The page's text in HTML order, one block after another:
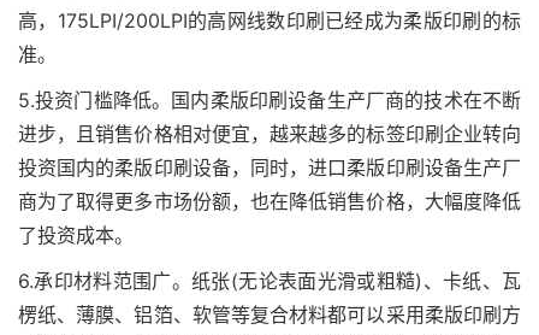
高，175LPI/200LPI的高网线数印刷已经成为柔版印刷的标
准。
5.投资门槛降低。国内柔版印刷设备生产厂商的技术在不断
进步，且销售价格相对便宜，越来越多的标签印刷企业转向
投资国内的柔版印刷设备，同时，进口柔版印刷设备生产厂
商为了取得更多市场份额，也在降低销售价格，大幅度降低
了投资成本。
6.承印材料范围广。纸张(无论表面光滑或粗糙)、卡纸、瓦
楞纸、薄膜、铝箔、软管等复合材料都可以采用柔版印刷方